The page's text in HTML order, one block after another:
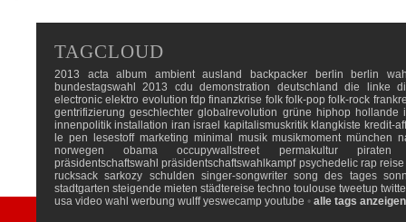
TAGCLOUD
2013 acta album ambient ausland backpacker berlin
berlin
bundestagswahl 2013
cdu demonstration deutschland die linke
electronic elektro evolution fdp finanzkrise folk folk-pop folk-rock
gentrifizierung geschlechter globalrevolution grüne hiphop hollande
innenpolitik installation iran israel kapitalismuskritik klangkiste kredit-
le pen
lesestoff marketing minimal musik musikmoment münchen
norwegen
obama occupywallstreet permakultur
piraten
präsidentschaftswahl präsidentschaftswahlkampf psychedelic rap reise
rucksack sarkozy schulden singer-songwriter song des tages
stadtgarten steigende mieten städtereise techno toulouse tweetup
usa video wahl werbung wulff yeswecamp youtube • alle tags anzeigen